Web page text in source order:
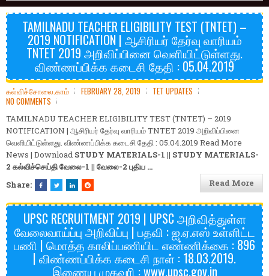
TAMILNADU TEACHER ELIGIBILITY TEST (TNTET) –
2019 NOTIFICATION | ஆசிரியர் தேர்வு வாரியம்
TNTET 2019 அறிவிப்பினை வெளியிட்டுள்ளது.
விண்ணப்பிக்க கடைசி தேதி : 05.04.2019
கல்விச்சோலை.காம் FEBRUARY 28, 2019
TET UPDATES
NO COMMENTS
TAMILNADU TEACHER ELIGIBILITY TEST (TNTET) – 2019
NOTIFICATION | ஆசிரியர் தேர்வு வாரியம் TNTET 2019 அறிவிப்பினை
வெளியிட்டுள்ளது. விண்ணப்பிக்க கடைசி தேதி : 05.04.2019 Read More
News | Download STUDY MATERIALS-1 || STUDY MATERIALS-
2 கல்விச்செய்திவேலை-1 || வேலை-2 புதிய …
Share:
Read More
UPSC RECRUITMENT 2019 | UPSC அறிவித்துள்ள
வேலைவாய்ப்பு அறிவிப்பு | பதவி : ஐ.ஏ.எஸ் உள்ளிட்ட
பணி | மொத்த காலிப்பணியிட எண்ணிக்கை : 896
| விண்ணப்பிக்க கடைசி நாள் : 18.03.2019.
இணைய முகவரி : www.upsc.gov.in